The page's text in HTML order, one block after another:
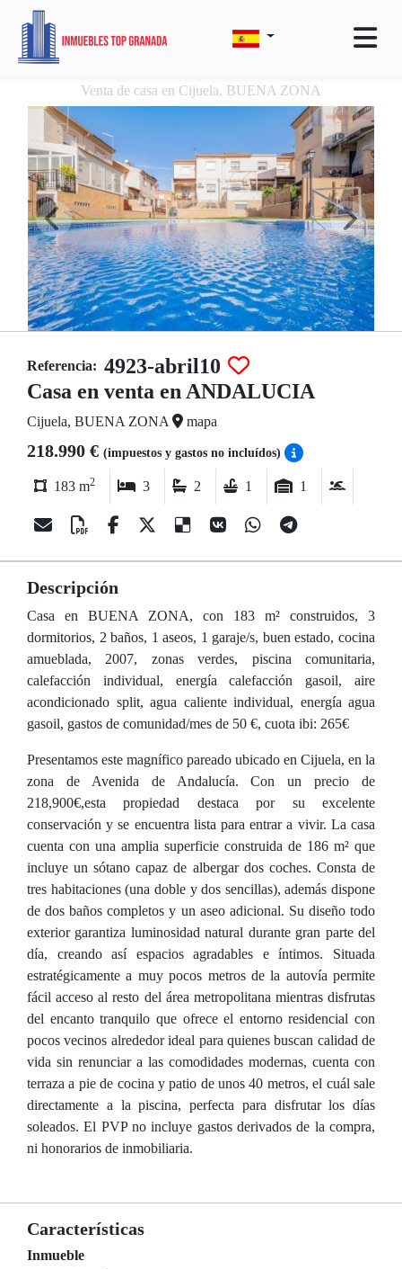
Venta de casa en Cijuela, BUENA ZONA
Referencia: 4923-abril10
Casa en venta en ANDALUCIA
Cijuela, BUENA ZONA mapa
218.990 € (impuestos y gastos no incluídos)
183 m2 3 2 1 1
Descripción
Casa en BUENA ZONA, con 183 m² construidos, 3
dormitorios, 2 baños, 1 aseos, 1 garaje/s, buen estado, cocina
amueblada, 2007, zonas verdes, piscina comunitaria,
calefacción individual, energía calefacción gasoil, aire
acondicionado split, agua caliente individual, energía agua
gasoil, gastos de comunidad/mes de 50 €, cuota ibi: 265€
Presentamos este magnífico pareado ubicado en Cijuela, en la
zona de Avenida de Andalucía. Con un precio de
218,900€,esta propiedad destaca por su excelente
conservación y se encuentra lista para entrar a vivir. La casa
cuenta con una amplia superficie construida de 186 m² que
incluye un sótano capaz de albergar dos coches. Consta de
tres habitaciones (una doble y dos sencillas), además dispone
de dos baños completos y un aseo adicional. Su diseño todo
exterior garantiza luminosidad natural durante gran parte del
día, creando así espacios agradables e íntimos. Situada
estratégicamente a muy pocos metros de la autovía permite
fácil acceso al resto del área metropolitana mientras disfrutas
del encanto tranquilo que ofrece el entorno residencial con
pocos vecinos alrededor ideal para quienes buscan calidad de
vida sin renunciar a las comodidades modernas, cuenta con
terraza a pie de cocina y patio de unos 40 metros, el cuál sale
directamente a la piscina, perfecta para disfrutar los días
soleados. El PVP no incluye gastos derivados de la compra,
ni honorarios de inmobiliaria.
Características
Inmueble